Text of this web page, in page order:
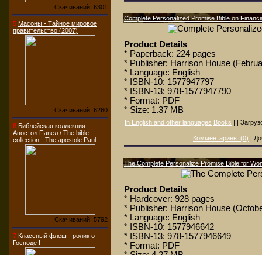
Скачиваний: 6301
5 Масоны - Тайное мировое
правительство (2007)
Скачиваний: 6260
6 Библейская коллекция -
Апостол Павел / The bible
collection - The apostole Paul
Скачиваний: 5792
7 Классный флеш - ролик о
Господе !
Complete Personalized Promise Bible on
Product Details
* Paperback: 224 pages
* Publisher: Harrison House
* Language: English
* ISBN-10: 1577947797
* ISBN-13: 978-1577947790
* Format: PDF
* Size: 1.37 MB
In English and other languages Books | |
Комментариев: (0) |
The Complete Personalize Promise Bible for
Product Details
* Hardcover: 928 pages
* Publisher: Harrison House
* Language: English
* ISBN-10: 1577946642
* ISBN-13: 978-1577946649
* Format: PDF